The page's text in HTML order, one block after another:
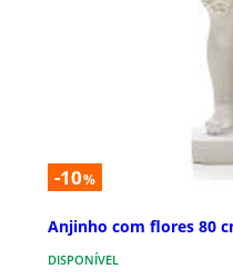
-10%
Anjinho com flores 80
DISPONÍVEL